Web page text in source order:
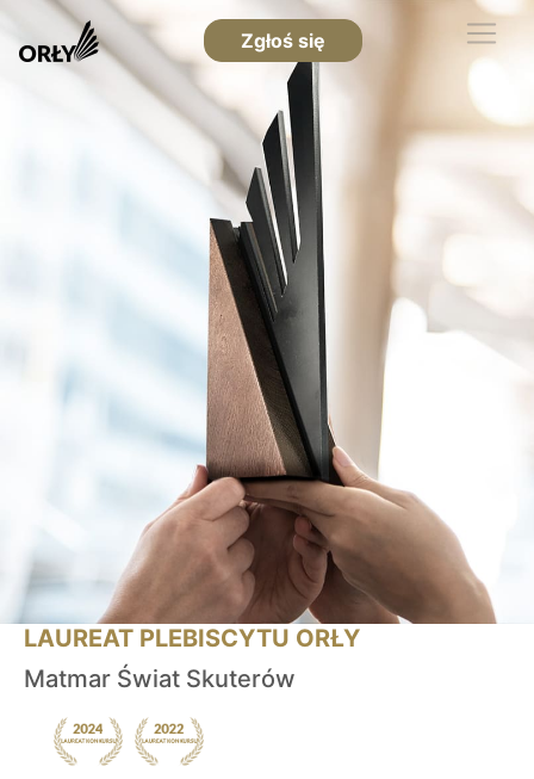
Zgłoś się
LAUREAT PLEBISCYTU ORŁY
Matmar Świat Skuterów